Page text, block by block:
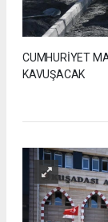
CUMHURİYET
KAVUŞACAK